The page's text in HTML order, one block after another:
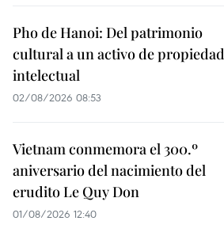
Pho de Hanoi: Del patrimonio
cultural a un activo de propiedad
intelectual
02/08/2026 08:53
Vietnam conmemora el 300.º
aniversario del nacimiento del
erudito Le Quy Don
01/08/2026 12:40